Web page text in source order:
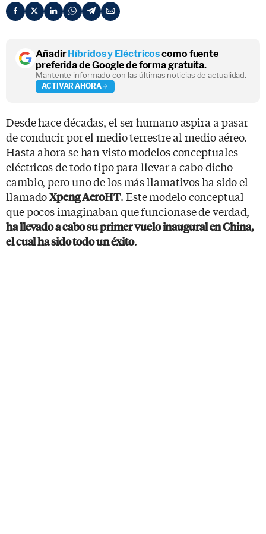
AñadirHíbridos y Eléctricoscomo fuente
preferida de Google de forma gratuita.
Mantente informado con las últimas noticias de actualidad.
ACTIVAR AHORA
Desde hace décadas, el ser humano aspira a pasar
de conducir por el medio terrestre al medio aéreo.
Hasta ahora se han visto modelos conceptuales
eléctricos de todo tipo para llevar a cabo dicho
cambio, pero uno de los más llamativos ha sido el
llamadoXpeng AeroHT. Este modelo conceptual
que pocos imaginaban que funcionase de verdad,
ha llevado a cabo su primer vuelo inaugural en China,
el cual ha sido todo un éxito.